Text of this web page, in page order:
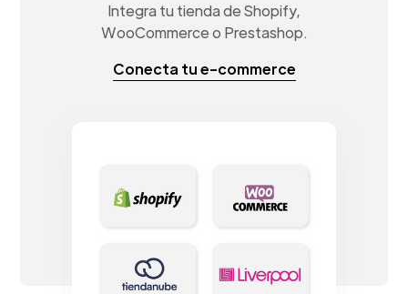
Integra tu tienda de Shopify,
WooCommerce o Prestashop.
Conecta tu e-commerce